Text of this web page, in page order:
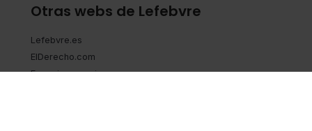
Otras webs de Lefebvre
Lefebvre.es
ElDerecho.com
Espacioasesoria.com